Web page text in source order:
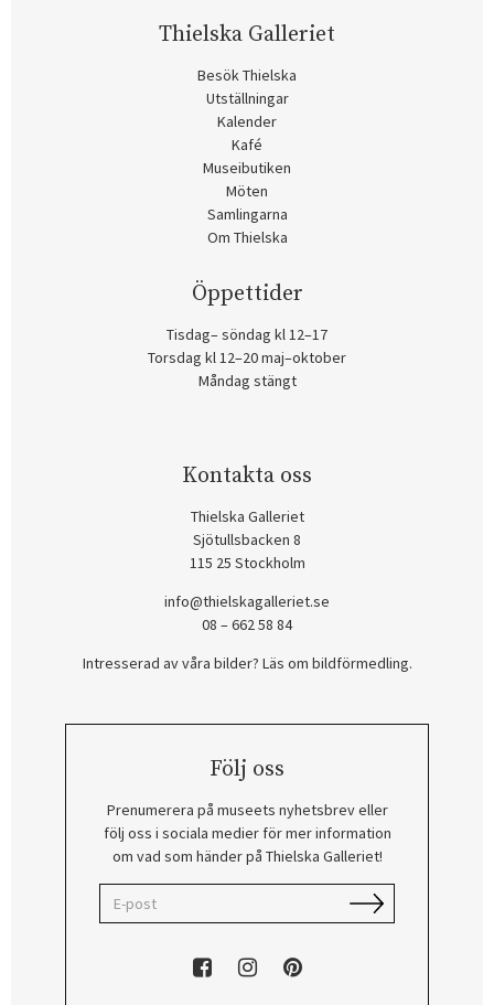
Thielska Galleriet
Besök Thielska
Utställningar
Kalender
Kafé
Museibutiken
Möten
Samlingarna
Om Thielska
Öppettider
Tisdag– söndag kl 12–17
Torsdag kl 12–20 maj–oktober
Måndag stängt
Kontakta oss
Thielska Galleriet
Sjötullsbacken 8
115 25 Stockholm
info@thielskagalleriet.se
08 – 662 58 84
Intresserad av våra bilder? Läs om bildförmedling.
Följ oss
Prenumerera på museets nyhetsbrev eller
följ oss i sociala medier för mer information
om vad som händer på Thielska Galleriet!